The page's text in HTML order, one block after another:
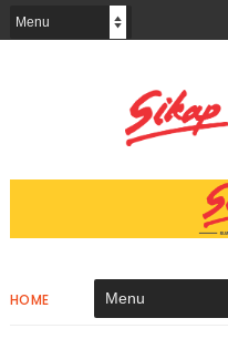
HOME